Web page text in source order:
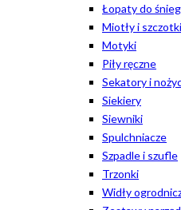
Łopaty do
Miotły i szczotki
Motyki
Piły ręczne
Sekatory i
Siekiery
Siewniki
Spulchniacze
Szpadle i szufle
Trzonki
Widły